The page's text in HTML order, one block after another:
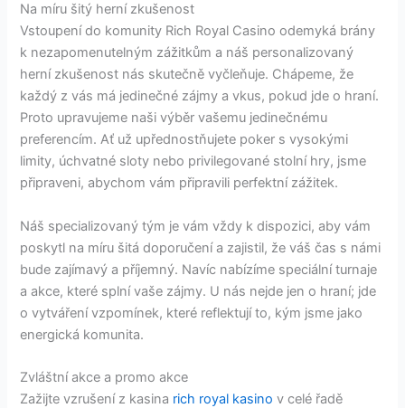
Na míru šitý herní zkušenost
Vstoupení do komunity Rich Royal Casino odemyká brány
k nezapomenutelným zážitkům a náš personalizovaný
herní zkušenost nás skutečně vyčleňuje. Chápeme, že
každý z vás má jedinečné zájmy a vkus, pokud jde o hraní.
Proto upravujeme naši výběr vašemu jedinečnému
preferencím. Ať už upřednostňujete poker s vysokými
limity, úchvatné sloty nebo privilegované stolní hry, jsme
připraveni, abychom vám připravili perfektní zážitek.
Náš specializovaný tým je vám vždy k dispozici, aby vám
poskytl na míru šitá doporučení a zajistil, že váš čas s námi
bude zajímavý a příjemný. Navíc nabízíme speciální turnaje
a akce, které splní vaše zájmy. U nás nejde jen o hraní; jde
o vytváření vzpomínek, které reflektují to, kým jsme jako
energická komunita.
Zvláštní akce a promo akce
Zažijte vzrušení z kasina rich royal kasino v celé řadě